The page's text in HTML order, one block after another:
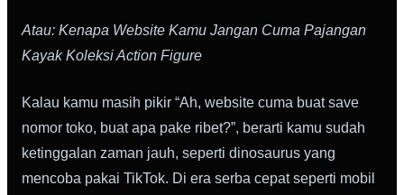
Atau: Kenapa Website Kamu Jangan Cuma Pajangan
Kayak Koleksi Action Figure
Kalau kamu masih pikir “Ah, website cuma buat save
nomor toko, buat apa pake ribet?”, berarti kamu sudah
ketinggalan zaman jauh, seperti dinosaurus yang
mencoba pakai TikTok. Di era serba cepat seperti mobil